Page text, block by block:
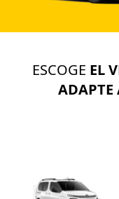
ESCOGE EL
ADAPTE